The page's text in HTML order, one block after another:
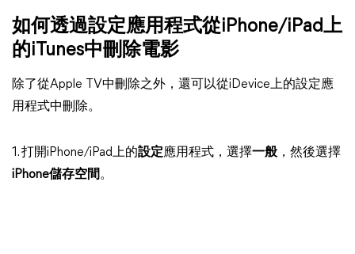
如何透過設定應用程式從iPhone/iPad上
的iTunes中刪除電影
除了從Apple TV中刪除之外，還可以從iDevice上的設定應
用程式中刪除。
1. 打開iPhone/iPad上的設定應用程式，選擇一般 ，然後選擇
iPhone儲存空間。